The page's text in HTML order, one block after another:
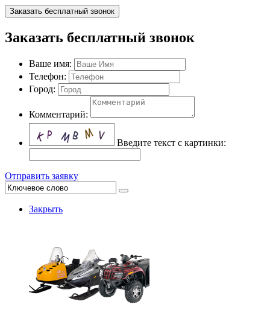
Заказать бесплатный звонок
Заказать бесплатный звонок
Ваше имя:
Телефон:
Город:
Комментарий:
Введите текст с картинки:
Отправить заявку
Закрыть